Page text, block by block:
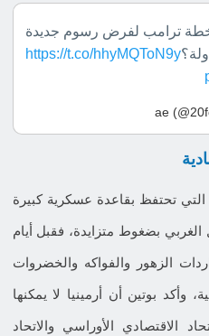
ترامب لفرض رسوم جديدة
https://t.co/hhyMQToN9y
تحتفظ بقاعدة عسكرية كبيرة
بضغوط متزايدة، فقبل أيام
الزهور والفواكه والخضروات
وأكد بوتين أن أرمينيا لا يمكنها
الاقتصادي الأوراسي والاتحاد